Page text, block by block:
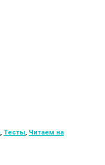
Тесты Читаем на